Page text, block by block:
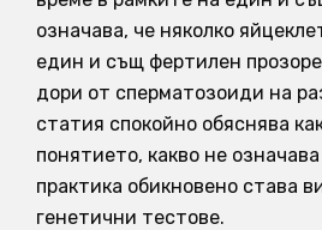
означава, че няколко
един и същ фертилен
дори от сперматозоиди на
статия спокойно обяснява
понятието, какво не
практика обикновено става
генетични тестове.